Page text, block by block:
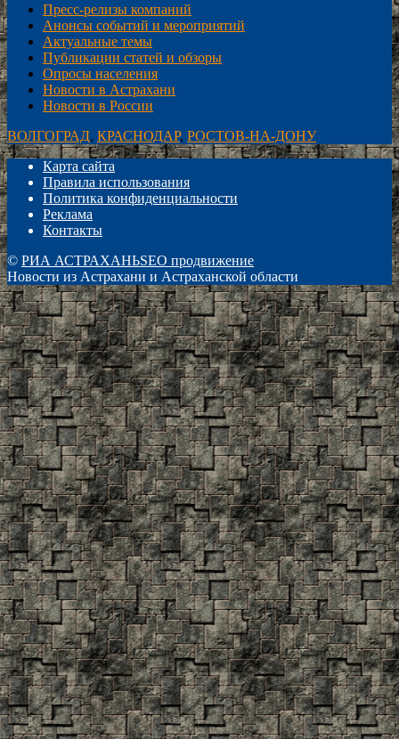
Пресс-релизы компаний
Анонсы событий и мероприятий
Актуальные темы
Публикации статей и обзоры
Опросы населения
Новости в Астрахани
Новости в России
ВОЛГОГРАД, КРАСНОДАР, РОСТОВ-НА-ДОНУ
Карта сайта
Правила использования
Политика конфиденциальности
Реклама
Контакты
© РИА АСТРАХАНЬSEO продвижение
Новости из Астрахани и Астраханской области